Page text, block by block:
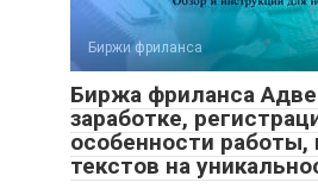
Биржи фриланса
Биржа фриланса
заработке,
особенности работы,
текстов на